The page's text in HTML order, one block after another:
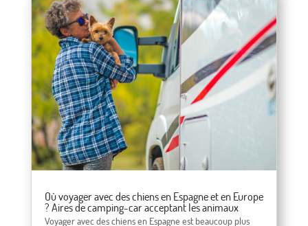
Où voyager avec des chiens en Espagne et en Europe
? Aires de camping-car acceptant les animaux
Voyager avec des chiens en Espagne est beaucoup plus